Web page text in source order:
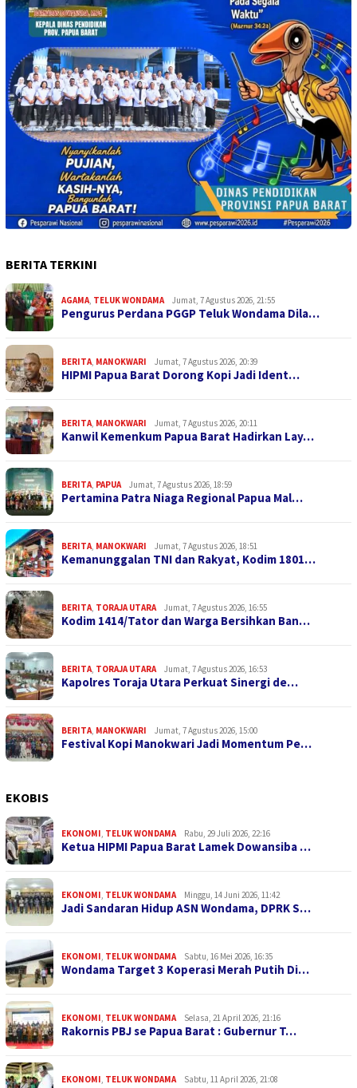
BERITA TERKINI
AGAMA, TELUK WONDAMA Jumat, 7 Agustus 2026, 21:55
Pengurus Perdana PGGP Teluk Wondama Dila…
BERITA, MANOKWARI Jumat, 7 Agustus 2026, 20:39
HIPMI Papua Barat Dorong Kopi Jadi Ident…
BERITA, MANOKWARI Jumat, 7 Agustus 2026, 20:11
Kanwil Kemenkum Papua Barat Hadirkan Lay…
BERITA, PAPUA Jumat, 7 Agustus 2026, 18:59
Pertamina Patra Niaga Regional Papua Mal…
BERITA, MANOKWARI Jumat, 7 Agustus 2026, 18:51
Kemanunggalan TNI dan Rakyat, Kodim 1801…
BERITA, TORAJA UTARA Jumat, 7 Agustus 2026, 16:55
Kodim 1414/Tator dan Warga Bersihkan Ban…
BERITA, TORAJA UTARA Jumat, 7 Agustus 2026, 16:53
Kapolres Toraja Utara Perkuat Sinergi de…
BERITA, MANOKWARI Jumat, 7 Agustus 2026, 15:00
Festival Kopi Manokwari Jadi Momentum Pe…
EKOBIS
EKONOMI, TELUK WONDAMA Rabu, 29 Juli 2026, 22:16
Ketua HIPMI Papua Barat Lamek Dowansiba …
EKONOMI, TELUK WONDAMA Minggu, 14 Juni 2026, 11:42
Jadi Sandaran Hidup ASN Wondama, DPRK S…
EKONOMI, TELUK WONDAMA Sabtu, 16 Mei 2026, 16:35
Wondama Target 3 Koperasi Merah Putih Di…
EKONOMI, TELUK WONDAMA Selasa, 21 April 2026, 21:16
Rakornis PBJ se Papua Barat : Gubernur T…
EKONOMI, TELUK WONDAMA Sabtu, 11 April 2026, 21:08